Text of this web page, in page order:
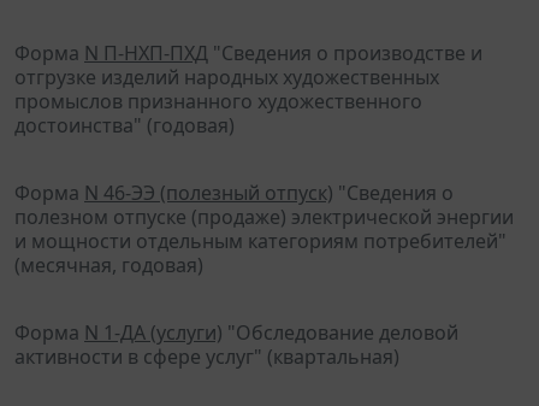
Форма N П-НХП-ПХД "Сведения о производстве и
отгрузке изделий народных художественных
промыслов признанного художественного
достоинства" (годовая)
Форма N 46-ЭЭ (полезный отпуск) "Сведения о
полезном отпуске (продаже) электрической энергии
и мощности отдельным категориям потребителей"
(месячная, годовая)
Форма N 1-ДА (услуги) "Обследование деловой
активности в сфере услуг" (квартальная)